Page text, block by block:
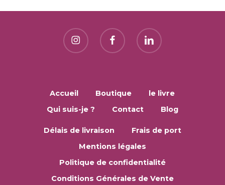
Accueil Boutique
le livre
Qui suis-je ?
Contact Blog
Délais de livraison
Frais de port
Mentions légales
Politique de confidentialité
Conditions Générales de Vente